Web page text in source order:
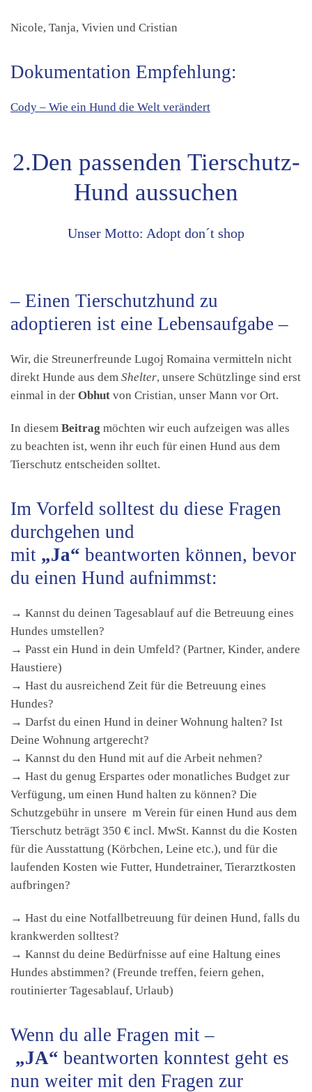
Nicole, Tanja, Vivien und Cristian
Dokumentation Empfehlung:
Cody – Wie ein Hund die Welt verändert
2.Den passenden Tierschutz-
Hund aussuchen
Unser Motto: Adopt don´t shop
– Einen Tierschutzhund zu
adoptieren ist eine Lebensaufgabe –
Wir, die Streunerfreunde Lugoj Romaina vermitteln nicht
direkt Hunde aus dem Shelter, unsere Schützlinge sind erst
einmal in der Obhut von Cristian, unser Mann vor Ort.
In diesem Beitrag möchten wir euch aufzeigen was alles
zu beachten ist, wenn ihr euch für einen Hund aus dem
Tierschutz entscheiden solltet.
Im Vorfeld solltest du diese Fragen
durchgehen und
mit „Ja“ beantworten können, bevor
du einen Hund aufnimmst:
→ Kannst du deinen Tagesablauf auf die Betreuung eines
Hundes umstellen?
→ Passt ein Hund in dein Umfeld? (Partner, Kinder, andere
Haustiere)
→ Hast du ausreichend Zeit für die Betreuung eines
Hundes?
→ Darfst du einen Hund in deiner Wohnung halten? Ist
Deine Wohnung artgerecht?
→ Kannst du den Hund mit auf die Arbeit nehmen?
→ Hast du genug Erspartes oder monatliches Budget zur
Verfügung, um einen Hund halten zu können? Die
Schutzgebühr in unsere m Verein für einen Hund aus dem
Tierschutz beträgt 350 € incl. MwSt. Kannst du die Kosten
für die Ausstattung (Körbchen, Leine etc.), und für die
laufenden Kosten wie Futter, Hundetrainer, Tierarztkosten
aufbringen?
→ Hast du eine Notfallbetreuung für deinen Hund, falls du
krankwerden solltest?
→ Kannst du deine Bedürfnisse auf eine Haltung eines
Hundes abstimmen? (Freunde treffen, feiern gehen,
routinierter Tagesablauf, Urlaub)
Wenn du alle Fragen mit –
„JA“ beantworten konntest geht es
nun weiter mit den Fragen zur